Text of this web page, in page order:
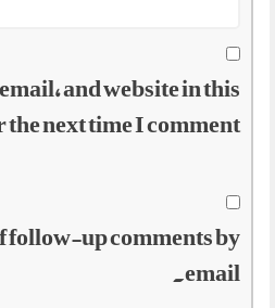
and website in this
next time I comment.
follow-up comments by
email.